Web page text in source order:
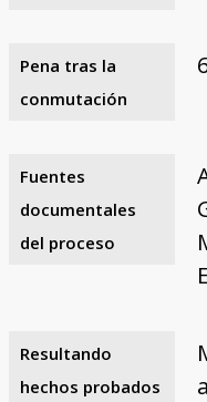
Pena tras la
conmutación
Fuentes
documentales
del proceso
Resultando
hechos probados